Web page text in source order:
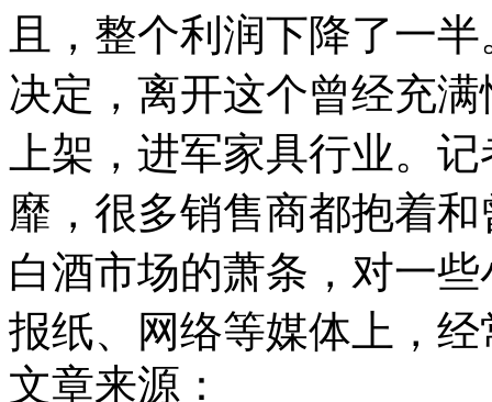
且，整个利润下降了一
决定，离开这个曾经充
上架，进军家具行业。
靡，很多销售商都抱着
白酒市场的萧条，对一
报纸、网络等媒体上，
文章来源：